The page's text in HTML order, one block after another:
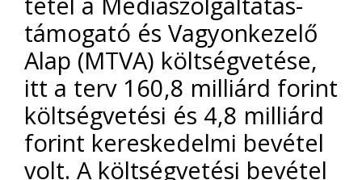
támogató és Vagyonkezelő
Alap (MTVA) költségvetése,
itt a terv 160,8 milliárd forint
költségvetési és 4,8 milliárd
forint kereskedelmi bevétel
volt. A költségvetési bevétel